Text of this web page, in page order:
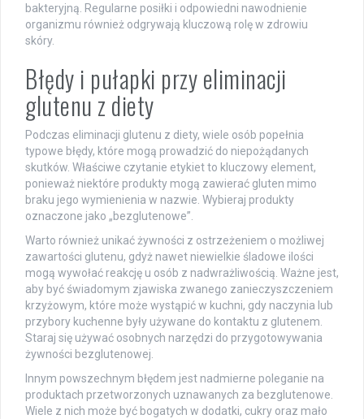
bakteryjną. Regularne posiłki i odpowiedni nawodnienie
organizmu również odgrywają kluczową rolę w zdrowiu
skóry.
Błędy i pułapki przy eliminacji
glutenu z diety
Podczas eliminacji glutenu z diety, wiele osób popełnia
typowe błędy, które mogą prowadzić do niepożądanych
skutków. Właściwe czytanie etykiet to kluczowy element,
ponieważ niektóre produkty mogą zawierać gluten mimo
braku jego wymienienia w nazwie. Wybieraj produkty
oznaczone jako „bezglutenowe”.
Warto również unikać żywności z ostrzeżeniem o możliwej
zawartości glutenu, gdyż nawet niewielkie śladowe ilości
mogą wywołać reakcję u osób z nadwrażliwością. Ważne jest,
aby być świadomym zjawiska zwanego zanieczyszczeniem
krzyżowym, które może wystąpić w kuchni, gdy naczynia lub
przybory kuchenne były używane do kontaktu z glutenem.
Staraj się używać osobnych narzędzi do przygotowywania
żywności bezglutenowej.
Innym powszechnym błędem jest nadmierne poleganie na
produktach przetworzonych uznawanych za bezglutenowe.
Wiele z nich może być bogatych w dodatki, cukry oraz mało